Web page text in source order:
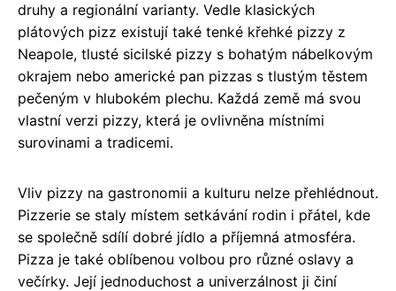
druhy a regionální varianty. Vedle klasických
plátových pizz existují také tenké křehké pizzy z
Neapole, tlusté sicilské pizzy s bohatým nábelkovým
okrajem nebo americké pan pizzas s tlustým těstem
pečeným v hlubokém plechu. Každá země má svou
vlastní verzi pizzy, která je ovlivněna místními
surovinami a tradicemi.
Vliv pizzy na gastronomii a kulturu nelze přehlédnout.
Pizzerie se staly místem setkávání rodin i přátel, kde
se společně sdílí dobré jídlo a příjemná atmosféra.
Pizza je také oblíbenou volbou pro různé oslavy a
večírky. Její jednoduchost a univerzálnost ji činí